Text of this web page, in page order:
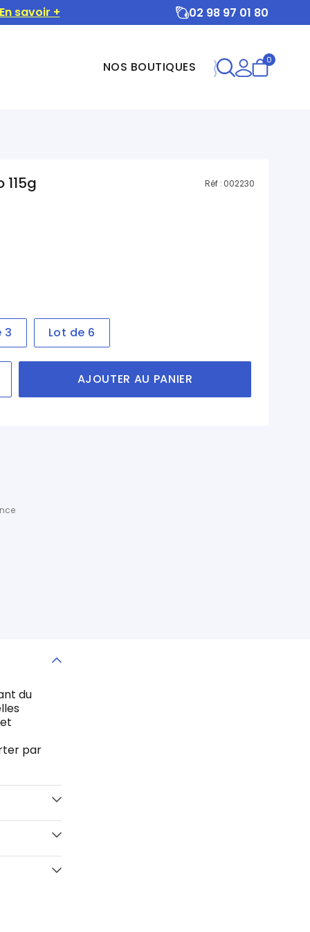
En savoir + 02 98 97 01 80
NOS BOUTIQUES 0
Réf : 002230
3 Lot de 6
AJOUTER AU PANIER
du
par